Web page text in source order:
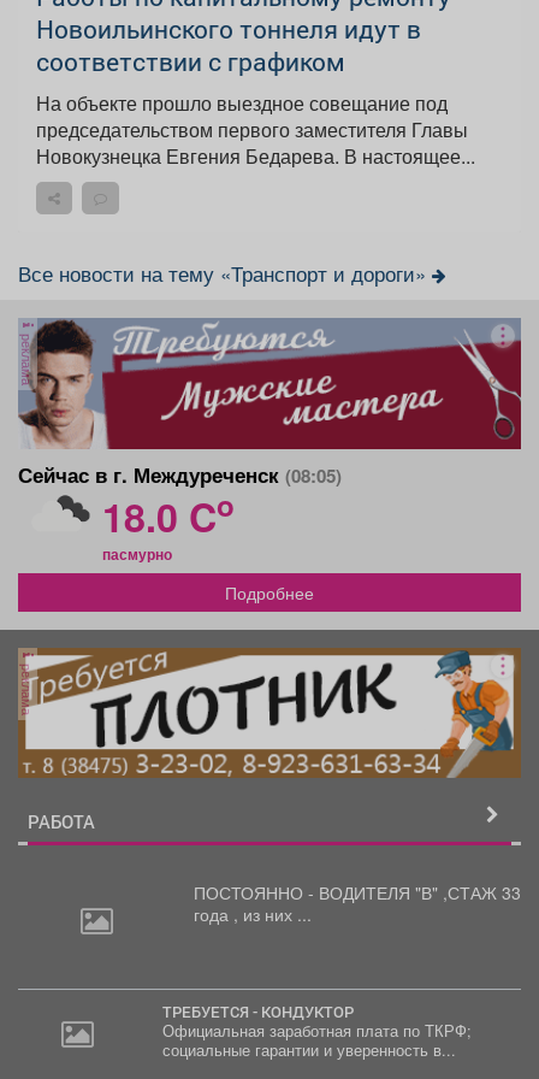
Новоильинского тоннеля идут в
соответствии с графиком
На объекте прошло выездное совещание под
председательством первого заместителя Главы
Новокузнецка Евгения Бедарева. В настоящее...
Все новости на тему «Транспорт и дороги»
реклама
Сейчас в г. Междуреченск (08:05)
18.0 Co
пасмурно
Подробнее
реклама
РАБОТА
ПОСТОЯННО - ВОДИТЕЛЯ "В" ,СТАЖ 33
года , из них ...
ТРЕБУЕТСЯ - КОНДУКТОР
Официальная заработная плата по ТКРФ;
социальные гарантии и уверенность в...